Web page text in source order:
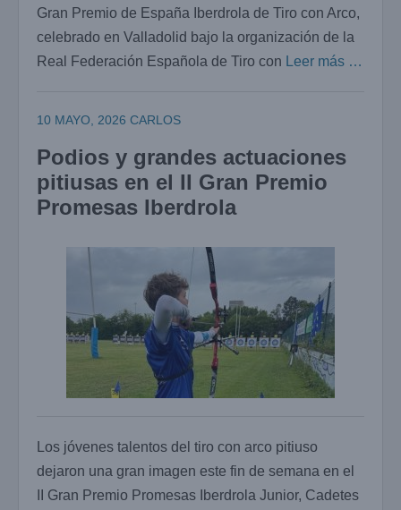
Gran Premio de España Iberdrola de Tiro con Arco,
celebrado en Valladolid bajo la organización de la
Real Federación Española de Tiro con
Leer más …
10 MAYO, 2026 CARLOS
Podios y grandes actuaciones
pitiusas en el II Gran Premio
Promesas Iberdrola
Los jóvenes talentos del tiro con arco pitiuso
dejaron una gran imagen este fin de semana en el
II Gran Premio Promesas Iberdrola Junior, Cadetes